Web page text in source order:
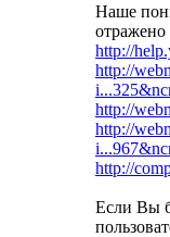
Наше
http://
http://
http://
http://
http://
Если Вы